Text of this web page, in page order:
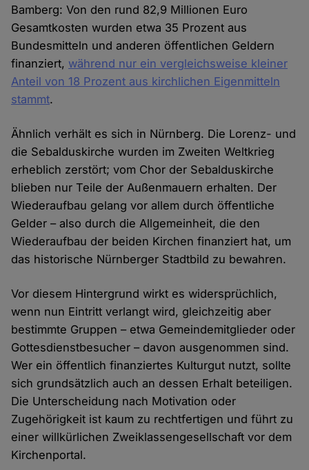
Bamberg: Von den rund 82,9 Millionen Euro
Gesamtkosten wurden etwa 35 Prozent aus
Bundesmitteln und anderen öffentlichen Geldern
finanziert, während nur ein vergleichsweise kleiner
Anteil von 18 Prozent aus kirchlichen Eigenmitteln
stammt.
Ähnlich verhält es sich in Nürnberg. Die Lorenz- und
die Sebalduskirche wurden im Zweiten Weltkrieg
erheblich zerstört; vom Chor der Sebalduskirche
blieben nur Teile der Außenmauern erhalten. Der
Wiederaufbau gelang vor allem durch öffentliche
Gelder – also durch die Allgemeinheit, die den
Wiederaufbau der beiden Kirchen finanziert hat, um
das historische Nürnberger Stadtbild zu bewahren.
Vor diesem Hintergrund wirkt es widersprüchlich,
wenn nun Eintritt verlangt wird, gleichzeitig aber
bestimmte Gruppen – etwa Gemeindemitglieder oder
Gottesdienstbesucher – davon ausgenommen sind.
Wer ein öffentlich finanziertes Kulturgut nutzt, sollte
sich grundsätzlich auch an dessen Erhalt beteiligen.
Die Unterscheidung nach Motivation oder
Zugehörigkeit ist kaum zu rechtfertigen und führt zu
einer willkürlichen Zweiklassengesellschaft vor dem
Kirchenportal.